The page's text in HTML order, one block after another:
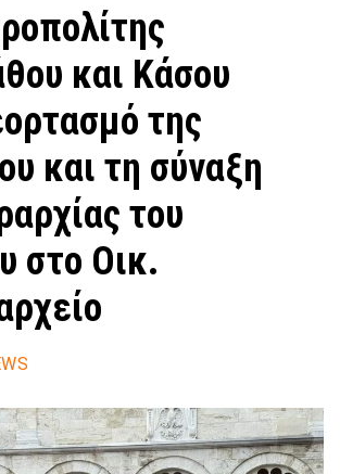
και Κάσου
της
και τη σύναξη
του
στο Οικ.